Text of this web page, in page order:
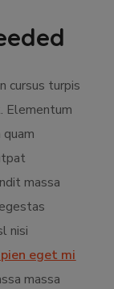
cursus turpis
Elementum
massa
nisi
eget mi
massa